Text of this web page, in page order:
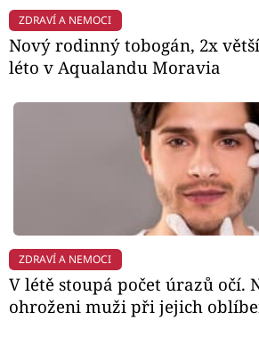
ZDRAVÍ A NEMOCI
Nový rodinný tobogán, 2x
léto v Aqualandu Moravia
ZDRAVÍ A NEMOCI
V létě stoupá počet úrazů očí.
ohroženi muži při jejich